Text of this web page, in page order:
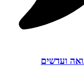
ועדשים